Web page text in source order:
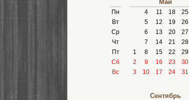
Пн
Вт
Ср
Чт
Пт
Сб
Вс
Май
4 11 18
25
5
12 19
26
6
13 20
27
7
14 21
28
1
8 15 22
29
2
9 16 23
30
3
10 17 24 31
Сентябрь